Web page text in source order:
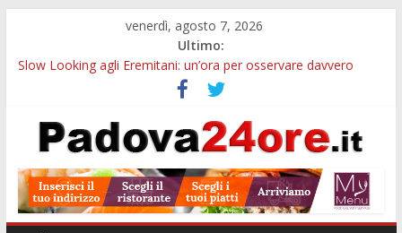
venerdì, agosto 7, 2026
Ultimo:
Slow Looking agli Eremitani: un’ora per osservare davvero
Bando sicurezza urbana Veneto: 650mila euro per Comuni e
Polizie locali
Sicurezza esodo estivo Padova: più controlli su strade, stazioni
Bonus trasporto pubblico Veneto: 200 euro per l’abbonamento
annuale
Notizie di Padova alle ore 10: arresto, fermata Busitalia e